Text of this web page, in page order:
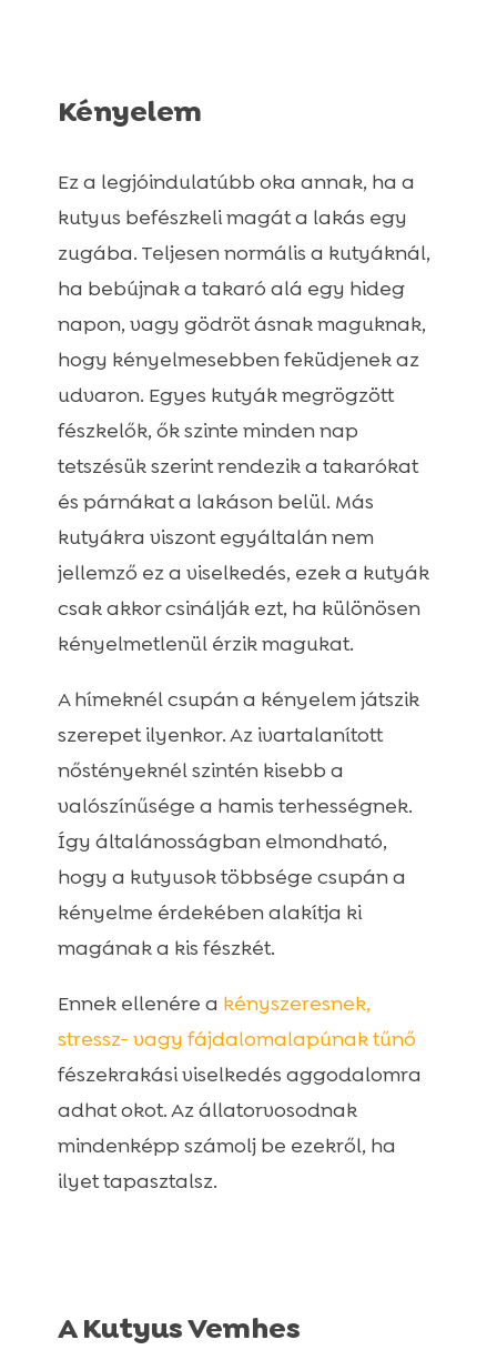
Kényelem
Ez a legjóindulatúbb oka annak, ha a
kutyus befészkeli magát a lakás egy
zugába. Teljesen normális a kutyáknál,
ha bebújnak a takaró alá egy hideg
napon, vagy gödröt ásnak maguknak,
hogy kényelmesebben feküdjenek az
udvaron. Egyes kutyák megrögzött
fészkelők, ők szinte minden nap
tetszésük szerint rendezik a takarókat
és párnákat a lakáson belül. Más
kutyákra viszont egyáltalán nem
jellemző ez a viselkedés, ezek a kutyák
csak akkor csinálják ezt, ha különösen
kényelmetlenül érzik magukat.
A hímeknél csupán a kényelem játszik
szerepet ilyenkor. Az ivartalanított
nőstényeknél szintén kisebb a
valószínűsége a hamis terhességnek.
Így általánosságban elmondható,
hogy a kutyusok többsége csupán a
kényelme érdekében alakítja ki
magának a kis fészkét.
Ennek ellenére a kényszeresnek,
stressz- vagy fájdalomalapúnak tűnő
fészekrakási viselkedés aggodalomra
adhat okot. Az állatorvosodnak
mindenképp számolj be ezekről, ha
ilyet tapasztalsz.
A Kutyus Vemhes